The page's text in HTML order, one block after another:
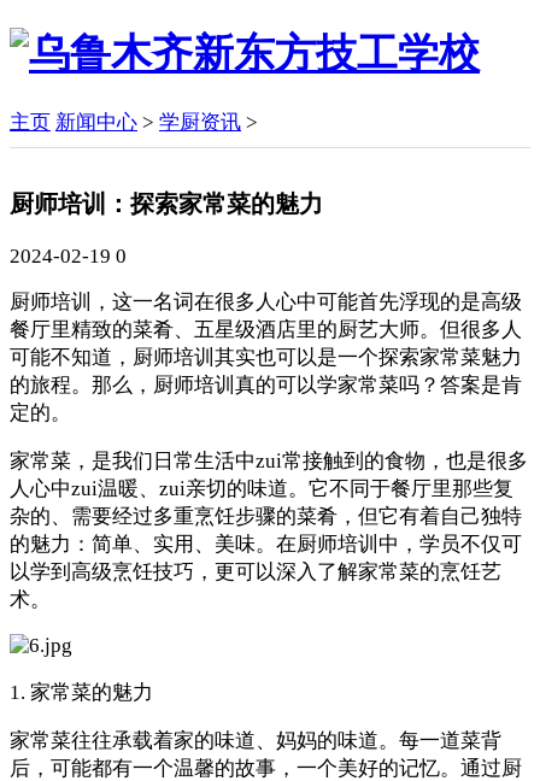
主页 新闻中心 > 学厨资讯 >
厨师培训：探索家常菜的魅力
2024-02-19 0
厨师培训，这一名词在很多人心中可能首先浮现的是高级
餐厅里精致的菜肴、五星级酒店里的厨艺大师。但很多人
可能不知道，厨师培训其实也可以是一个探索家常菜魅力
的旅程。那么，厨师培训真的可以学家常菜吗？答案是肯
定的。
家常菜，是我们日常生活中zui常接触到的食物，也是很多
人心中zui温暖、zui亲切的味道。它不同于餐厅里那些复
杂的、需要经过多重烹饪步骤的菜肴，但它有着自己独特
的魅力：简单、实用、美味。在厨师培训中，学员不仅可
以学到高级烹饪技巧，更可以深入了解家常菜的烹饪艺
术。
1. 家常菜的魅力
家常菜往往承载着家的味道、妈妈的味道。每一道菜背
后，可能都有一个温馨的故事，一个美好的记忆。通过厨